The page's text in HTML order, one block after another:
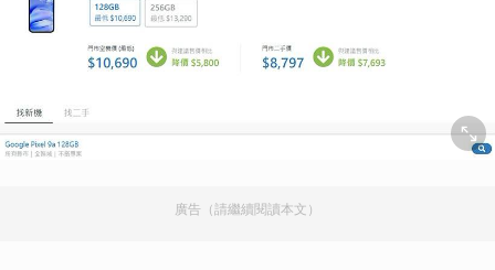
廣告（請繼續閱讀本文）